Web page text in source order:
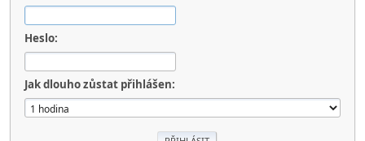
Heslo:
Jak dlouho zůstat přihlášen: